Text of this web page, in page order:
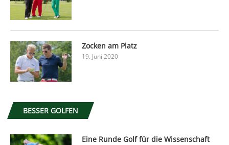
Zocken am Platz
19. Juni 2020
BESSER GOLFEN
Eine Runde Golf für die Wissenschaft